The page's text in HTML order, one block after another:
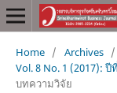
Home / Archives /
Vol. 8 No. 1 (2017):
บทความวิจัย